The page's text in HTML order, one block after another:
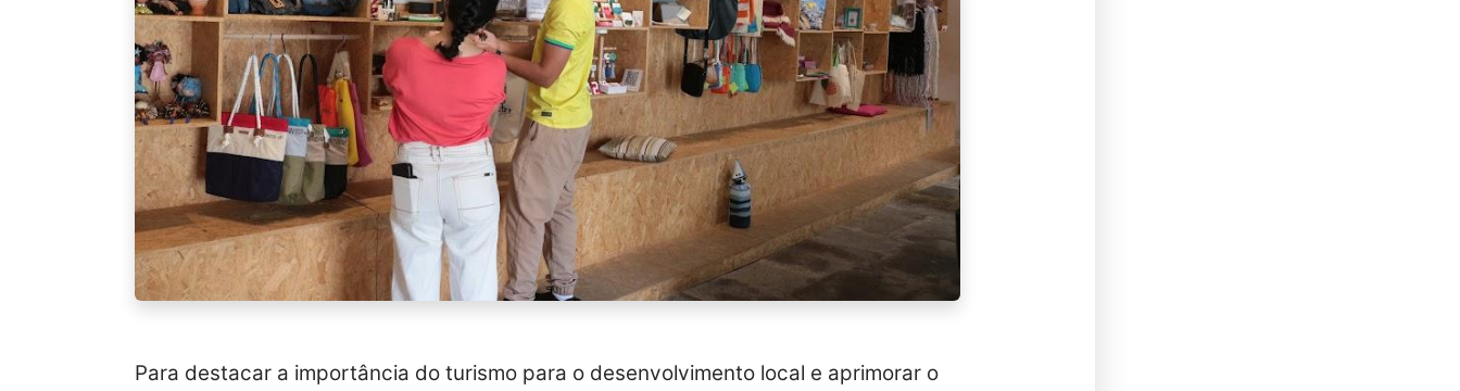
Para destacar a importância do turismo para o desenvolvimento local e aprimorar o